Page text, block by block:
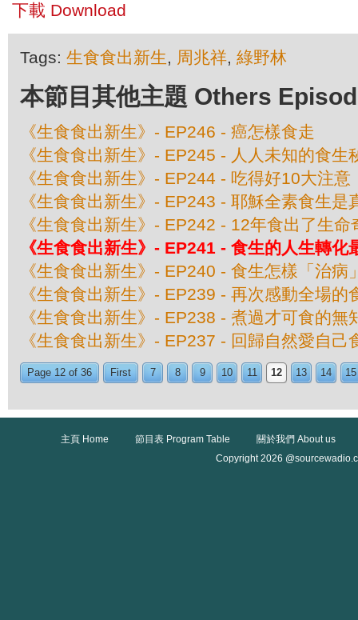
下載 Download
Tags: 生食食出新生, 周兆祥, 綠野林
本節目其他主題 Others
《生食食出新生》- EP246 - 癌怎樣食走
《生食食出新生》- EP245 - 人人未知的食生
《生食食出新生》- EP244 - 吃得好10大注意
《生食食出新生》- EP243 - 耶穌全素食生是
《生食食出新生》- EP242 - 12年食出了生命
《生食食出新生》- EP241 - 食生的人生轉化
《生食食出新生》- EP240 - 食生怎樣「治病
《生食食出新生》- EP239 - 再次感動全場的
《生食食出新生》- EP238 - 煮過才可食的無
《生食食出新生》- EP237 - 回歸自然愛自己
Page 12 of 36 First 7 8 9 10 11 12 13 14 15
主頁 Home 節目表 Program Table
關於我們 About us
Copyright 2026